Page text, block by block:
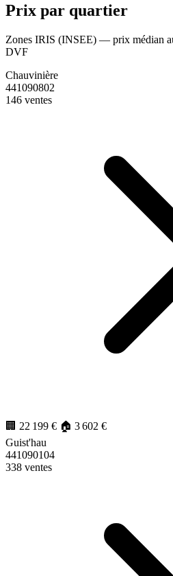
−
Prix par quartier
Zones IRIS (INSEE) — prix médian
DVF
Chauvinière
441090802
146 ventes
🏢 22 199 € 🏠 3 602 €
Guist'hau
441090104
338 ventes